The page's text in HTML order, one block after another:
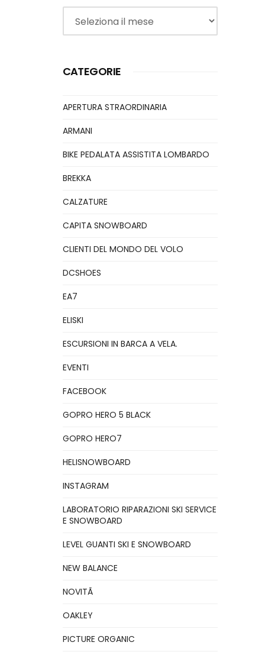
Archivi
CATEGORIE
APERTURA STRAORDINARIA
ARMANI
BIKE PEDALATA ASSISTITA LOMBARDO
BREKKA
CALZATURE
CAPITA SNOWBOARD
CLIENTI DEL MONDO DEL VOLO
DCSHOES
EA7
ELISKI
ESCURSIONI IN BARCA A VELA.
EVENTI
FACEBOOK
GOPRO HERO 5 BLACK
GOPRO HERO7
HELISNOWBOARD
INSTAGRAM
LABORATORIO RIPARAZIONI SKI SERVICE
E SNOWBOARD
LEVEL GUANTI SKI E SNOWBOARD
NEW BALANCE
NOVITÃ
OAKLEY
PICTURE ORGANIC